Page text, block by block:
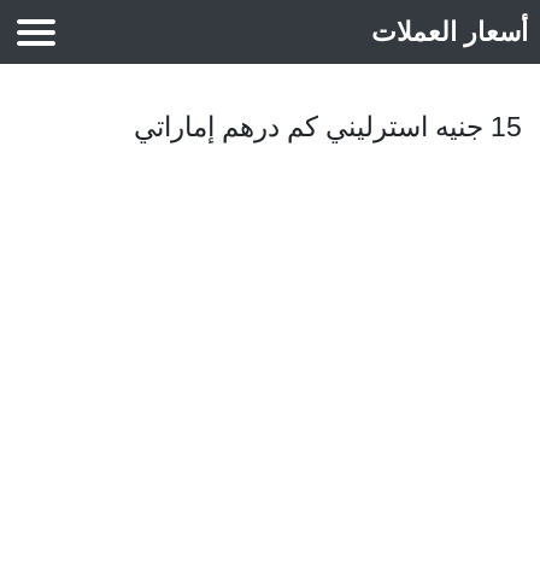
أسعار العملات
15 جنيه استرليني كم درهم إماراتي